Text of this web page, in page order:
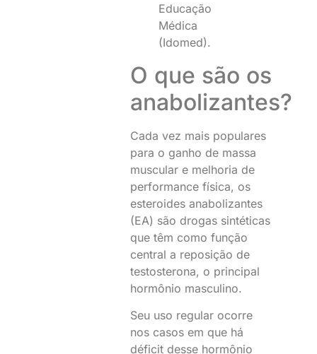
Educação
Médica
(Idomed).
O que são os
anabolizantes?
Cada vez mais populares
para o ganho de massa
muscular e melhoria de
performance física, os
esteroides anabolizantes
(EA) são drogas sintéticas
que têm como função
central a reposição de
testosterona, o principal
hormônio masculino.
Seu uso regular ocorre
nos casos em que há
déficit desse hormônio